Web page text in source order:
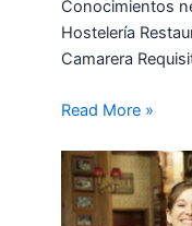
Conocimientos
Hostelería
Camarera
Read More »